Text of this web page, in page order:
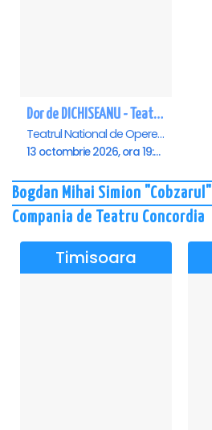
Dor de DICHISEANU - Teatrul Național de Operetă și Musical „Ion Dacian"
Teatrul National de Opereta si Musical Ion Dacian, Bucuresti
13 octombrie 2026, ora 19:00
Bogdan Mihai Simion "Cobzarul"
Compania de Teatru Concordia
Timisoara